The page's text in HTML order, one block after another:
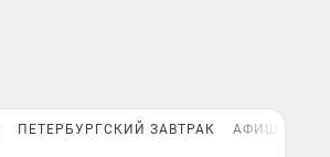
ПЕТЕРБУРГСКИЙ ЗАВТРАК АФИША PLUS